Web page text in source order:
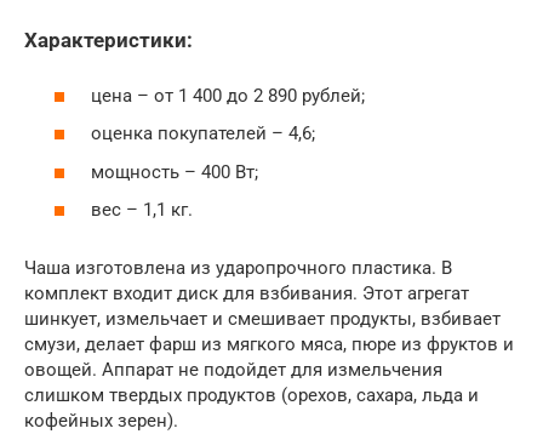
Характеристики:
цена – от 1 400 до 2 890 рублей;
оценка покупателей – 4,6;
мощность – 400 Вт;
вес – 1,1 кг.
Чаша изготовлена из ударопрочного пластика. В
комплект входит диск для взбивания. Этот агрегат
шинкует, измельчает и смешивает продукты, взбивает
смузи, делает фарш из мягкого мяса, пюре из фруктов и
овощей. Аппарат не подойдет для измельчения
слишком твердых продуктов (орехов, сахара, льда и
кофейных зерен).